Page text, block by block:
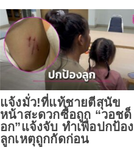
แจ้งมั่ว!ที่แท้ชายตีสุนัข
หน้าสะดวกซื้อถูก “วอชด็
อก”แจ้งจับ ทำเพื่อปกป้อง
ลูกเหตุถูกกัดก่อน